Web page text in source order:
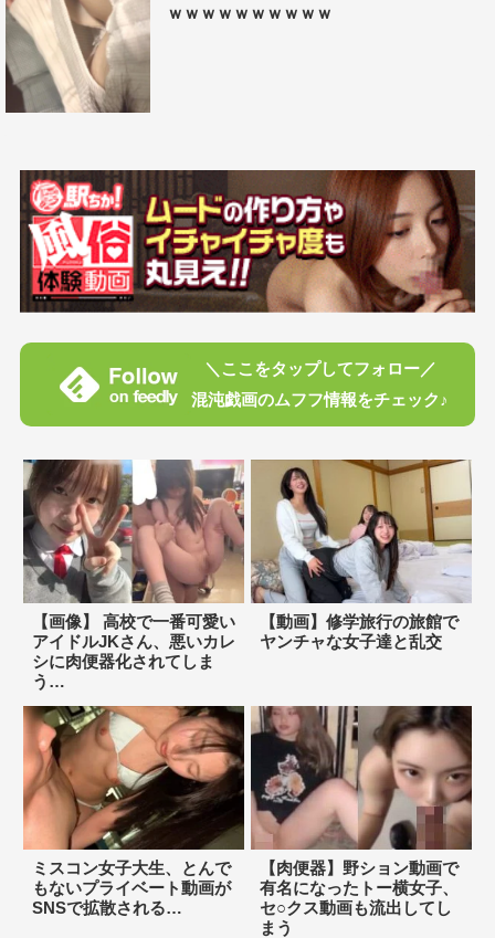
ｗｗｗｗｗｗｗｗｗｗ
＼ここをタップしてフォロー／
混沌戯画のムフフ情報をチェック♪
【画像】 高校で一番可愛い
アイドルJKさん、悪いカレ
シに肉便器化されてしま
う…
【動画】修学旅行の旅館で
ヤンチャな女子達と乱交
ミスコン女子大生、とんで
もないプライベート動画が
SNSで拡散される…
【肉便器】野ション動画で
有名になったトー横女子、
セ○クス動画も流出してし
まう